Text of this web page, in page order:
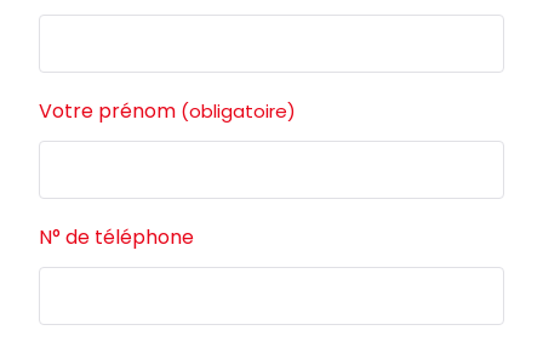
Votre prénom (obligatoire)
N° de téléphone